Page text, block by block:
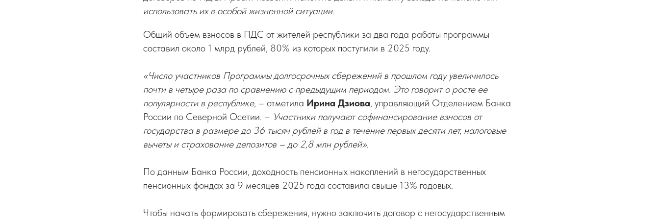
использовать их в особой жизненной ситуации.
Общий объем взносов в ПДС от жителей республики за два года работы программы
составил около 1 млрд рублей, 80% из которых поступили в 2025 году.
«Число участников Программы долгосрочных сбережений в прошлом году увеличилось
почти в четыре раза по сравнению с предыдущим периодом. Это говорит о росте ее
популярности в республике, – отметила Ирина Дзиова, управляющий Отделением Банка
России по Северной Осетии. – Участники получают софинансирование взносов от
государства в размере до 36 тысяч рублей в год в течение первых десяти лет, налоговые
вычеты и страхование депозитов – до 2,8 млн рублей».
По данным Банка России, доходность пенсионных накоплений в негосударственных
пенсионных фондах за 9 месяцев 2025 года составила свыше 13% годовых.
Чтобы начать формировать сбережения, нужно заключить договор с негосударственным